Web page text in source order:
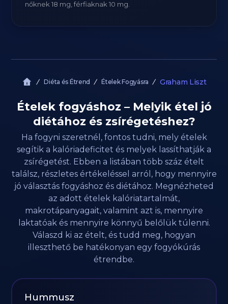
nőknek 18 mg, férfiaknak 10 mg.
Diéta és Étrend Ételek Fogyásra Graham Liszt
Ételek fogyáshoz – Melyik étel jó
diétához és zsírégetéshez?
Ha fogyni szeretnél, fontos tudni, mely ételek
segítik a kalóriadeficitet és melyek lassíthatják a
zsírégetést. Ebben a listában több száz ételt
találsz, részletes értékeléssel arról, hogy mennyire
jó választás fogyáshoz és diétához. Megnézheted
az adott ételek kalóriatartalmát,
makrotápanyagait, valamint azt is, mennyire
laktatóak és mennyire könnyű belőlük túlenni.
Válaszd ki az ételt, és tudd meg, hogyan
illeszthető be hatékonyan egy fogyókúrás
étrendbe.
Hummusz